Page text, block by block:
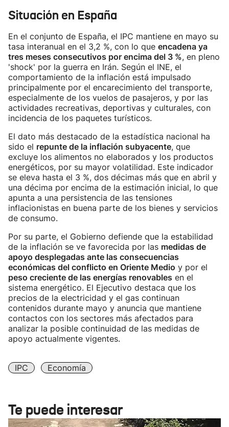
Situación en España
En el conjunto de España, el IPC mantiene en mayo su
tasa interanual en el 3,2 %, con lo que encadena ya
tres meses consecutivos por encima del 3 %, en pleno
'shock' por la guerra en Irán. Según el INE, el
comportamiento de la inflación está impulsado
principalmente por el encarecimiento del transporte,
especialmente de los vuelos de pasajeros, y por las
actividades recreativas, deportivas y culturales, con
incidencia de los paquetes turísticos.
El dato más destacado de la estadística nacional ha
sido el repunte de la inflación subyacente, que
excluye los alimentos no elaborados y los productos
energéticos, por su mayor volatilidad. Este indicador
se eleva hasta el 3 %, dos décimas más que en abril y
una décima por encima de la estimación inicial, lo que
apunta a una persistencia de las tensiones
inflacionistas en buena parte de los bienes y servicios
de consumo.
Por su parte, el Gobierno defiende que la estabilidad
de la inflación se ve favorecida por las medidas de
apoyo desplegadas ante las consecuencias
económicas del conflicto en Oriente Medio y por el
peso creciente de las energías renovables en el
sistema energético. El Ejecutivo destaca que los
precios de la electricidad y el gas continuan
contenidos durante mayo y anuncia que mantiene
contactos con los sectores más afectados para
analizar la posible continuidad de las medidas de
apoyo actualmente vigentes.
IPC Economía
Te puede interesar